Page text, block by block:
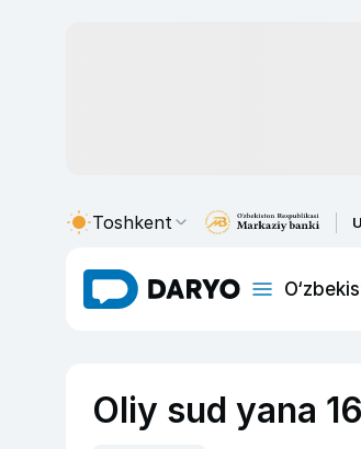
Toshkent
Oliy sud yana